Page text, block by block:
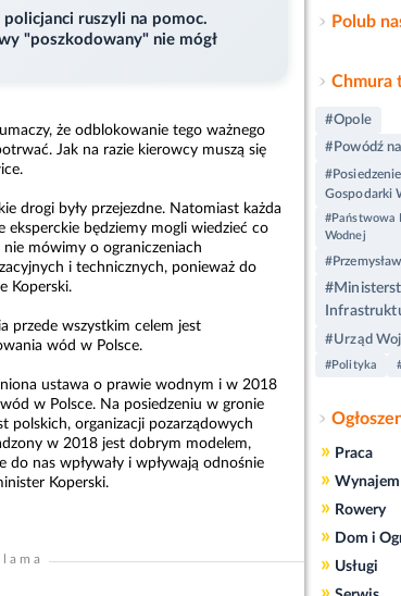
policjanci ruszyli na pomoc.
"poszkodowany" nie mógł
że odblokowanie tego ważnego
Jak na razie kierowcy muszą się
drogi były przejezdne. Natomiast każda
eksperckie będziemy mogli wiedzieć co
mówimy o ograniczeniach
i technicznych, ponieważ do
Koperski.
przede wszystkim celem jest
wód w Polsce.
ustawa o prawie wodnym i w 2018
w Polsce. Na posiedzeniu w gronie
polskich, organizacji pozarządowych
w 2018 jest dobrym modelem,
do nas wpływały i wpływają odnośnie
Koperski.
Polub
Chmura
#Opole
#Powódź
Gospodarki
#Państwowa
Wodnej
#Urząd
#Polityka
» Praca
» Wynajem
» Rowery
» Dom i
» Usługi